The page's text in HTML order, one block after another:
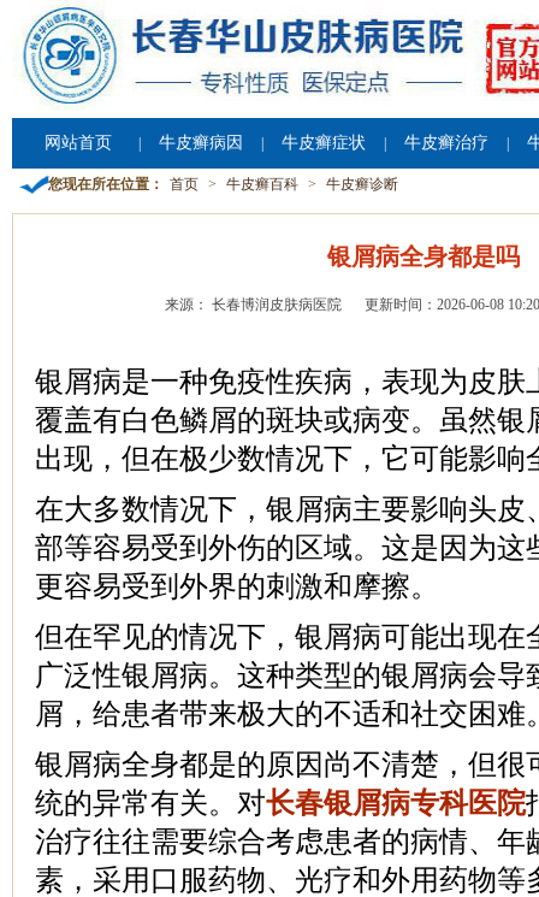
网站首页 牛皮癣病因 牛皮癣症状 牛皮癣治疗
您现在所在位置： 首页 > 牛皮癣百科 > 牛皮癣诊断
银屑病全身都是吗
来源： 长春博润皮肤病医院 更新时间：2026-06-08
银屑病是一种免疫性疾病，表现为皮肤
覆盖有白色鳞屑的斑块或病变。虽然银
出现，但在极少数情况下，它可能影响
在大多数情况下，银屑病主要影响头皮
部等容易受到外伤的区域。这是因为这
更容易受到外界的刺激和摩擦。
但在罕见的情况下，银屑病可能出现在
广泛性银屑病。这种类型的银屑病会导
屑，给患者带来极大的不适和社交困难
银屑病全身都是的原因尚不清楚，但很
统的异常有关。对长春银屑病专科医院
治疗往往需要综合考虑患者的病情、年
素，采用口服药物、光疗和外用药物等